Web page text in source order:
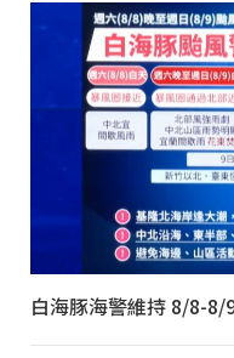
白海豚海警維持 8/8-8/